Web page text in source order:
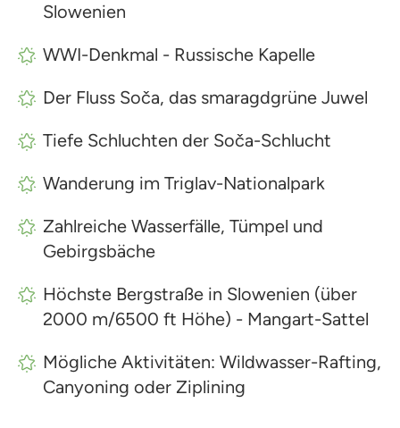
Slowenien
WWI-Denkmal - Russische Kapelle
Der Fluss Soča, das smaragdgrüne Juwel
Tiefe Schluchten der Soča-Schlucht
Wanderung im Triglav-Nationalpark
Zahlreiche Wasserfälle, Tümpel und
Gebirgsbäche
Höchste Bergstraße in Slowenien (über
2000 m/6500 ft Höhe) - Mangart-Sattel
Mögliche Aktivitäten: Wildwasser-Rafting,
Canyoning oder Ziplining